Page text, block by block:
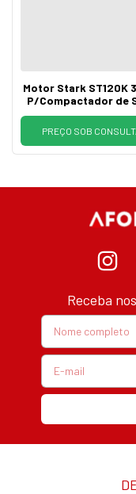
Motor Stark ST120K
P/Compactador de
CSM CS55 e CS70
PREÇO SOB
Receba